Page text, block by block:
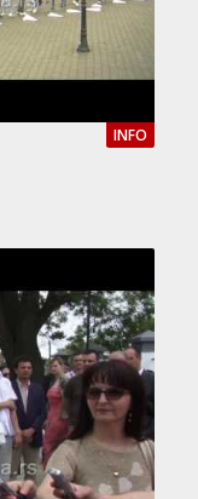
INFO